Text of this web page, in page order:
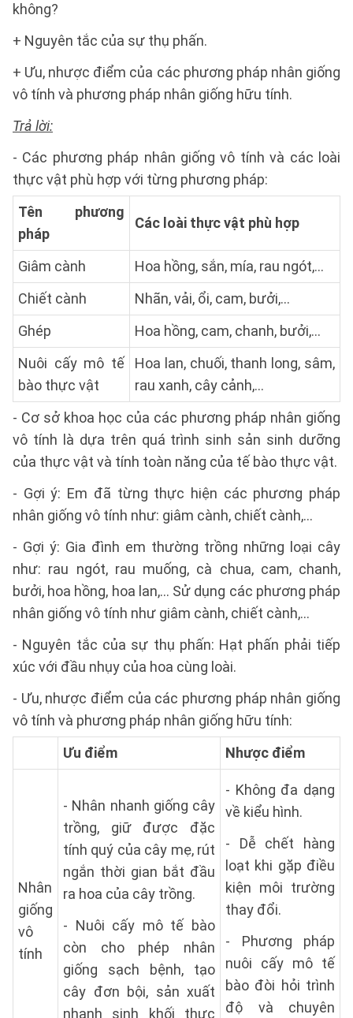
không?
+ Nguyên tắc của sự thụ phấn.
+ Ưu, nhược điểm của các phương pháp nhân giống
vô tính và phương pháp nhân giống hữu tính.
Trả lời:
- Các phương pháp nhân giống vô tính và các loài
thực vật phù hợp với từng phương pháp:
Tên phương
pháp
Các loài thực vật phù hợp
Giâm cành
Hoa hồng, sắn, mía, rau ngót,...
Chiết cành
Nhãn, vải, ổi, cam, bưởi,...
Ghép
Hoa hồng, cam, chanh, bưởi,...
Nuôi cấy mô tế
bào thực vật
Hoa lan, chuối, thanh long, sâm,
rau xanh, cây cảnh,...
- Cơ sở khoa học của các phương pháp nhân giống
vô tính là dựa trên quá trình sinh sản sinh dưỡng
của thực vật và tính toàn năng của tế bào thực vật.
- Gợi ý: Em đã từng thực hiện các phương pháp
nhân giống vô tính như: giâm cành, chiết cành,…
- Gợi ý: Gia đình em thường trồng những loại cây
như: rau ngót, rau muống, cà chua, cam, chanh,
bưởi, hoa hồng, hoa lan,… Sử dụng các phương pháp
nhân giống vô tính như giâm cành, chiết cành,…
- Nguyên tắc của sự thụ phấn: Hạt phấn phải tiếp
xúc với đầu nhụy của hoa cùng loài.
- Ưu, nhược điểm của các phương pháp nhân giống
vô tính và phương pháp nhân giống hữu tính:
Ưu điểm
Nhược điểm
Nhân
giống
vô
tính
- Nhân nhanh giống cây
trồng, giữ được đặc
tính quý của cây mẹ, rút
ngắn thời gian bắt đầu
ra hoa của cây trồng.
- Nuôi cấy mô tế bào
còn cho phép nhân
giống sạch bệnh, tạo
cây đơn bội, sản xuất
nhanh sinh khối thực
- Không đa dạng
về kiểu hình.
- Dễ chết hàng
loạt khi gặp điều
kiện môi trường
thay đổi.
- Phương pháp
nuôi cấy mô tế
bào đòi hỏi trình
độ và chuyên